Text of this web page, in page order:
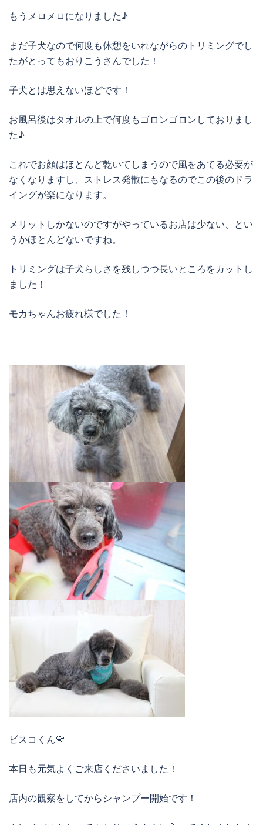
もうメロメロになりました♪
まだ子犬なので何度も休憩をいれながらのトリミングでし
たがとってもおりこうさんでした！
子犬とは思えないほどです！
お風呂後はタオルの上で何度もゴロンゴロンしておりまし
た♪
これでお顔はほとんど乾いてしまうので風をあてる必要が
なくなりますし、ストレス発散にもなるのでこの後のドラ
イングが楽になります。
メリットしかないのですがやっているお店は少ない、とい
うかほとんどないですね。
トリミングは子犬らしさを残しつつ長いところをカットし
ました！
モカちゃんお疲れ様でした！
ビスコくん💛
本日も元気よくご来店くださいました！
店内の観察をしてからシャンプー開始です！